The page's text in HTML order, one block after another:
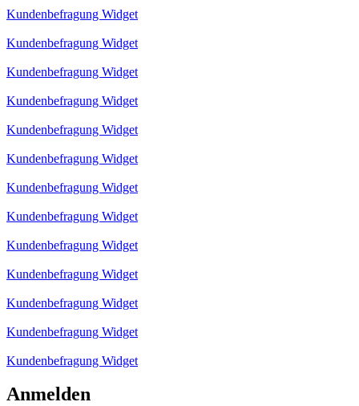
Kundenbefragung Widget
Kundenbefragung Widget
Kundenbefragung Widget
Kundenbefragung Widget
Kundenbefragung Widget
Kundenbefragung Widget
Kundenbefragung Widget
Kundenbefragung Widget
Kundenbefragung Widget
Kundenbefragung Widget
Kundenbefragung Widget
Kundenbefragung Widget
Kundenbefragung Widget
Anmelden